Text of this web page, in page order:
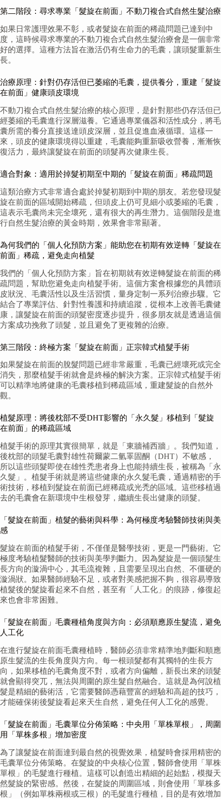
第二階段：尋求專業「髮旋在前面」不動刀複合式自然生髮治療
如果日常護理效果不彰，或者髮旋在前面的稀疏問題已達到中
度，這時候尋求專業的不動刀複合式自然生髮治療會是一個非常
好的選擇。這種方法旨在激活仍有生命力的毛囊，讓頭髮重新生
長。
治療原理：針對仍存活但已萎縮的毛囊，提供養分，重建「髮旋
在前面」健康頭皮環境
不動刀複合式自然生髮治療的核心原理，是針對那些仍存活但已
經萎縮的毛囊進行深層滋養。它通過專業儀器和活性成分，將毛
囊所需的養分直接送達頭皮深層，並且促進血液循環。這樣一
來，頭皮的健康環境得以重建，毛囊能夠重新吸收營養，漸漸恢
復活力，最終讓髮旋在前面的頭髮再次健康生長。
適合對象：適用於掉髮初期至中期的「髮旋在前面」稀疏問題
這類治療方式非常適合處於掉髮初期到中期的朋友。若您發現髮
旋在前面的區域開始稀疏，但頭皮上仍可見細小或萎縮的毛囊，
這表示毛囊尚未完全壞死，還有很大的再生潛力。這個階段是進
行自然生髮治療的黃金時期，效果會非常顯著。
為何我們的「個人化預防方案」能助您在初期有效逆轉「髮旋在
前面」稀疏，避免走向植髮
我們的「個人化預防方案」旨在初期就有效逆轉髮旋在前面的稀
疏問題，幫助您避免走向植髮手術。這個方案會根據您的具體頭
皮狀況、毛囊活性以及生活習慣，量身定制一系列治療步驟。它
結合了專業評估、針對性養護和持續追蹤，從根本上改善毛囊健
康，讓髮旋在前面的頭髮密度逐步提升，很多朋友就是透過這個
方案成功挽救了頭髮，並且避免了更複雜的治療。
第三階段：終極方案「髮旋在前面」正宗韓式植髮手術
如果髮旋在前面的脫髮問題已經非常嚴重，毛囊已經壞死或完全
消失，那麼植髮手術就會是終極的解決方案。正宗韓式植髮手術
可以精準地將健康的毛囊移植到稀疏區域，重建髮旋的自然外
觀。
植髮原理：將後枕部不受DHT影響的「永久髮」移植到「髮旋
在前面」的稀疏區域
植髮手術的原理其實很簡單，就是「東牆補西牆」。我們知道，
後枕部的頭髮毛囊對雄性荷爾蒙二氫睪固酮（DHT）不敏感，
所以這些頭髮即使在雄性禿患者身上也能持續生長，被稱為「永
久髮」。植髮手術就是將這些健康的永久髮毛囊，通過精密的手
術技術，移植到髮旋在前面已經稀疏或光禿的區域。這些移植過
去的毛囊會在新環境中生根發芽，繼續生長出健康的頭髮。
「髮旋在前面」植髮的藝術與科學：為何極度考驗醫師技術與美
感
髮旋在前面的植髮手術，不僅僅是醫學技術，更是一門藝術。它
極度考驗植髮醫師的技術與美學判斷力。因為髮旋是一個頭髮生
長方向的漩渦中心，其毛流複雜，且需要呈現出自然、不僵硬的
漩渦狀。如果醫師經驗不足，或者對美感把握不夠，很容易導致
植髮後的髮旋看起來不自然，甚至有「人工化」的痕跡，修復起
來也會非常困難。
「髮旋在前面」毛囊種植角度與方向：必須順應原生髮流，避免
人工化
在進行髮旋在前面毛囊種植時，醫師必須非常精準地判斷和順應
原生髮流的生長角度與方向。每一根頭髮都有其獨特的生長方
向，如果移植的毛囊角度不對，或者方向偏離，新長出來的頭髮
就會顯得突兀，無法與周圍的原生髮自然融合。這就是為何說植
髮是精細的藝術活，它需要醫師憑藉豐富的經驗和高超的技巧，
才能確保術後髮旋看起來天生自然，避免任何人工化的感覺。
「髮旋在前面」毛囊單位分佈策略：中央用「單株單根」，周圍
用「單株多根」增加密度
為了讓髮旋在前面達到最自然的視覺效果，植髮時會採用精密的
毛囊單位分佈策略。在髮旋的中央核心位置，醫師會使用「單株
單根」的毛髮進行種植。這樣可以創造出精細的起始點，模擬天
然髮旋的緊密感。然後，在髮旋的周圍區域，則會使用「單株多
根」（例如單株兩根或三根）的毛髮進行種植，目的是有效增加